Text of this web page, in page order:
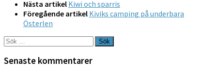
Nästa artikel Kiwi och sparris
Föregående artikel Kiviks camping på underbara
Österlen
Sök
efter:
Senaste kommentarer